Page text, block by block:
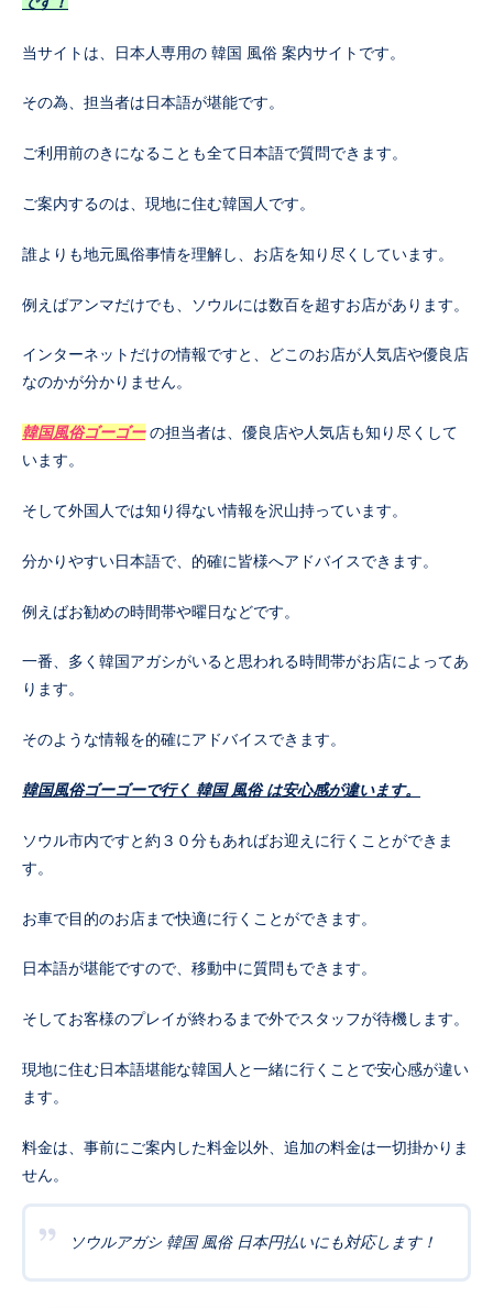
当サイトは、日本人専用の 韓国 風俗 案内サイトです。
その為、担当者は日本語が堪能です。
ご利用前のきになることも全て日本語で質問できます。
ご案内するのは、現地に住む韓国人です。
誰よりも地元風俗事情を理解し、お店を知り尽くしています。
例えばアンマだけでも、ソウルには数百を超すお店があります。
インターネットだけの情報ですと、どこのお店が人気店や優良店
なのかが分かりません。
韓国風俗ゴーゴーの担当者は、優良店や人気店も知り尽くして
います。
そして外国人では知り得ない情報を沢山持っています。
分かりやすい日本語で、的確に皆様へアドバイスできます。
例えばお勧めの時間帯や曜日などです。
一番、多く韓国アガシがいると思われる時間帯がお店によってあ
ります。
そのような情報を的確にアドバイスできます。
韓国風俗ゴーゴーで行く 韓国 風俗 は安心感が違います。
ソウル市内ですと約３０分もあればお迎えに行くことができま
す。
お車で目的のお店まで快適に行くことができます。
日本語が堪能ですので、移動中に質問もできます。
そしてお客様のプレイが終わるまで外でスタッフが待機します。
現地に住む日本語堪能な韓国人と一緒に行くことで安心感が違い
ます。
料金は、事前にご案内した料金以外、追加の料金は一切掛かりま
せん。
ソウルアガシ 韓国 風俗 日本円払いにも対応します！